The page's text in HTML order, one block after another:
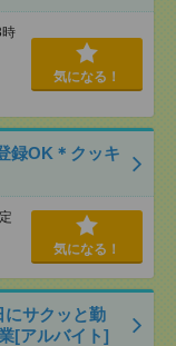
気になる！
録OK＊クッキ
気になる！
にサクッと勤
[アルバイト]